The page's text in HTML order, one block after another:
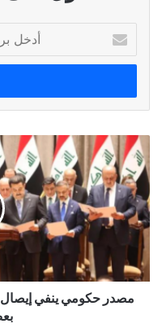
بريدك
الإلكتروني
مصدر حكومي ينفي إيصال